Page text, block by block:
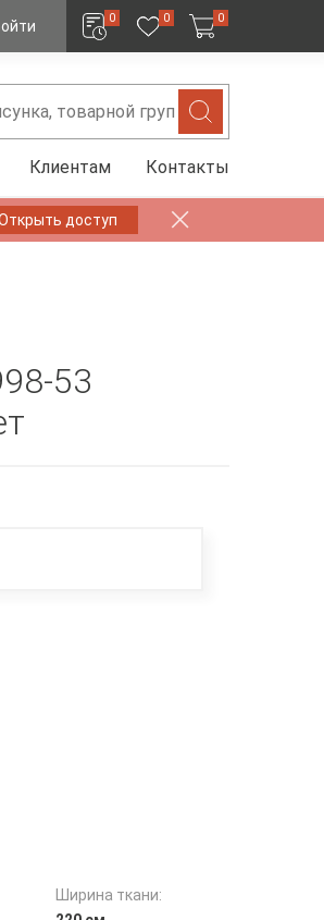
0 0 0
Клиентам Контакты
доступ
53
Ширина ткани: